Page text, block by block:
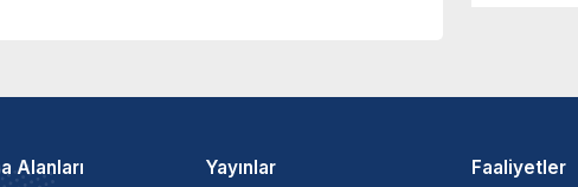
Alanları Yayınlar Faaliyetler